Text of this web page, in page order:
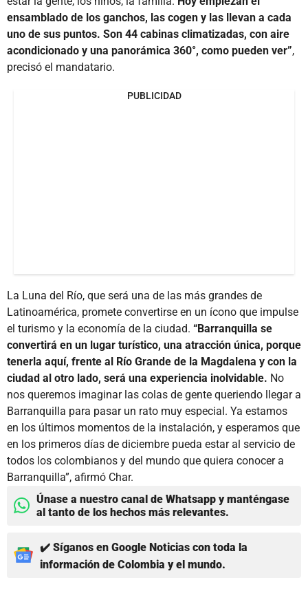
ensamblado de los ganchos, las cogen y las llevan a cada
uno de sus puntos. Son 44 cabinas climatizadas, con aire
acondicionado y una panorámica 360°, como pueden ver”,
precisó el mandatario.
PUBLICIDAD
La Luna del Río, que será una de las más grandes de
Latinoamérica, promete convertirse en un ícono que impulse
el turismo y la economía de la ciudad. “Barranquilla se
convertirá en un lugar turístico, una atracción única, porque
tenerla aquí, frente al Río Grande de la Magdalena y con la
ciudad al otro lado, será una experiencia inolvidable. No
nos queremos imaginar las colas de gente queriendo llegar a
Barranquilla para pasar un rato muy especial. Ya estamos
en los últimos momentos de la instalación, y esperamos que
en los primeros días de diciembre pueda estar al servicio de
todos los colombianos y del mundo que quiera conocer a
Barranquilla”, afirmó Char.
Únase a nuestro canal de Whatsapp y manténgase
al tanto de los hechos más relevantes.
✔️ Síganos en Google Noticias con toda la
información de Colombia y el mundo.